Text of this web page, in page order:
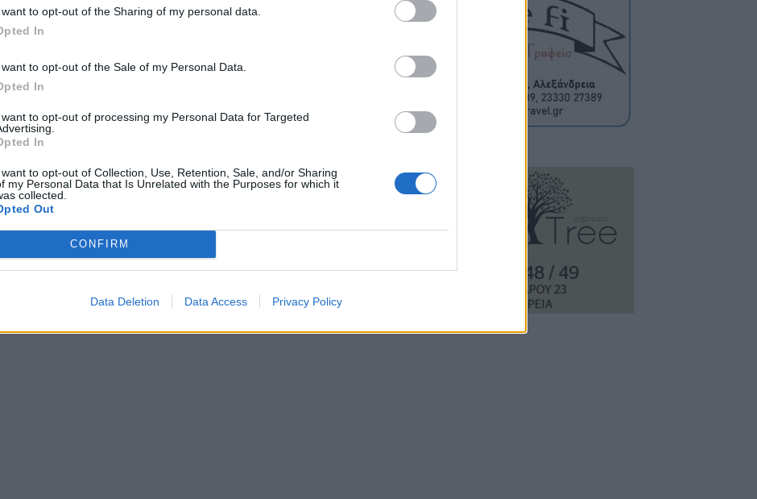
want to opt-out of the Sharing of my personal data.
In
want to opt-out of the Sale of my Personal Data.
In
want to opt-out of processing my Personal Data for Targeted
In
want to opt-out of Collection, Use, Retention, Sale, and/or Sharing
my Personal Data that Is Unrelated with the Purposes for which it
collected.
Out
CONFIRM
Data Deletion Data Access Privacy Policy